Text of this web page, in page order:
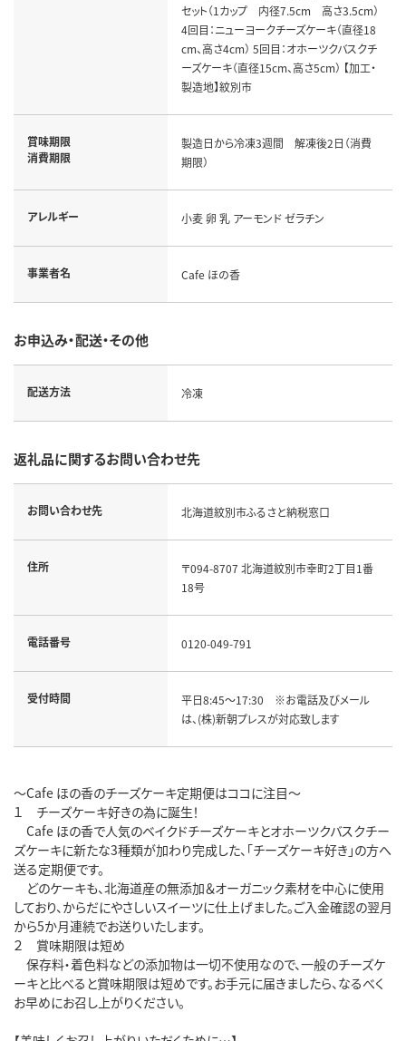
セット（1カップ 内径7.5cm 高さ3.5cm）
4回目：ニューヨークチーズケーキ（直径18
cm、高さ4cm） 5回目：オホーツクバスクチ
ーズケーキ（直径15cm、高さ5cm） 【加工・
製造地】紋別市
賞味期限
消費期限
製造日から冷凍3週間 解凍後2日（消費
期限）
アレルギー 小麦 卵 乳 アーモンド ゼラチン
事業者名 Cafe ほの香
お申込み・配送・その他
配送方法 冷凍
返礼品に関するお問い合わせ先
お問い合わせ先 北海道紋別市ふるさと納税窓口
住所
〒094-8707 北海道紋別市幸町2丁目1番
18号
電話番号 0120-049-791
受付時間
平日8:45～17:30 ※お電話及びメール
は、(株)新朝プレスが対応致します
～Cafe ほの香のチーズケーキ定期便はココに注目～
１ チーズケーキ好きの為に誕生！
Cafe ほの香で人気のベイクドチーズケーキとオホーツクバスクチー
ズケーキに新たな3種類が加わり完成した、「チーズケーキ好き」の方へ
送る定期便です。
どのケーキも、北海道産の無添加＆オーガニック素材を中心に使用
しており、からだにやさしいスイーツに仕上げました。ご入金確認の翌月
から5か月連続でお送りいたします。
２ 賞味期限は短め
保存料・着色料などの添加物は一切不使用なので、一般のチーズケ
ーキと比べると賞味期限は短めです。お手元に届きましたら、なるべく
お早めにお召し上がりください。